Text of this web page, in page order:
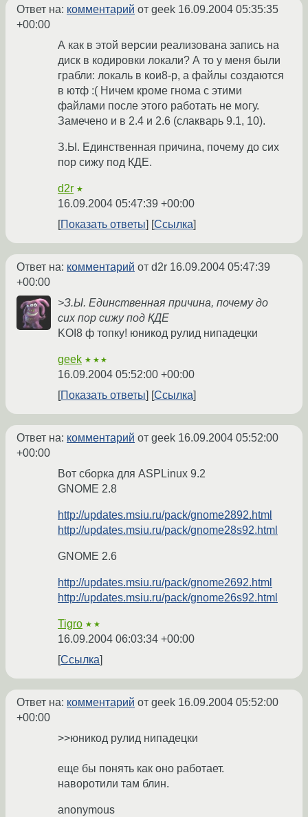
Ответ на: комментарий от geek 16.09.2004 05:35:35
+00:00
А как в этой версии реализована запись на
диск в кодировки локали? А то у меня были
грабли: локаль в кои8-р, а файлы создаются
в ютф :( Ничем кроме гнома с этими
файлами после этого работать не могу.
Замечено и в 2.4 и 2.6 (слакварь 9.1, 10).
З.Ы. Единственная причина, почему до сих
пор сижу под КДЕ.
d2r ★
16.09.2004 05:47:39 +00:00
Показать ответы
Ссылка
Ответ на: комментарий от d2r 16.09.2004 05:47:39
+00:00
>З.Ы. Единственная причина, почему до
сих пор сижу под КДЕ
KOI8 ф топку! юникод рулид нипадецки
geek ★★★
16.09.2004 05:52:00 +00:00
Показать ответы
Ссылка
Ответ на: комментарий от geek 16.09.2004 05:52:00
+00:00
Вот сборка для ASPLinux 9.2
GNOME 2.8
http://updates.msiu.ru/pack/gnome2892.html
http://updates.msiu.ru/pack/gnome28s92.html
GNOME 2.6
http://updates.msiu.ru/pack/gnome2692.html
http://updates.msiu.ru/pack/gnome26s92.html
Tigro ★★
16.09.2004 06:03:34 +00:00
Ссылка
Ответ на: комментарий от geek 16.09.2004 05:52:00
+00:00
>>юникод рулид нипадецки
еще бы понять как оно работает.
наворотили там блин.
anonymous